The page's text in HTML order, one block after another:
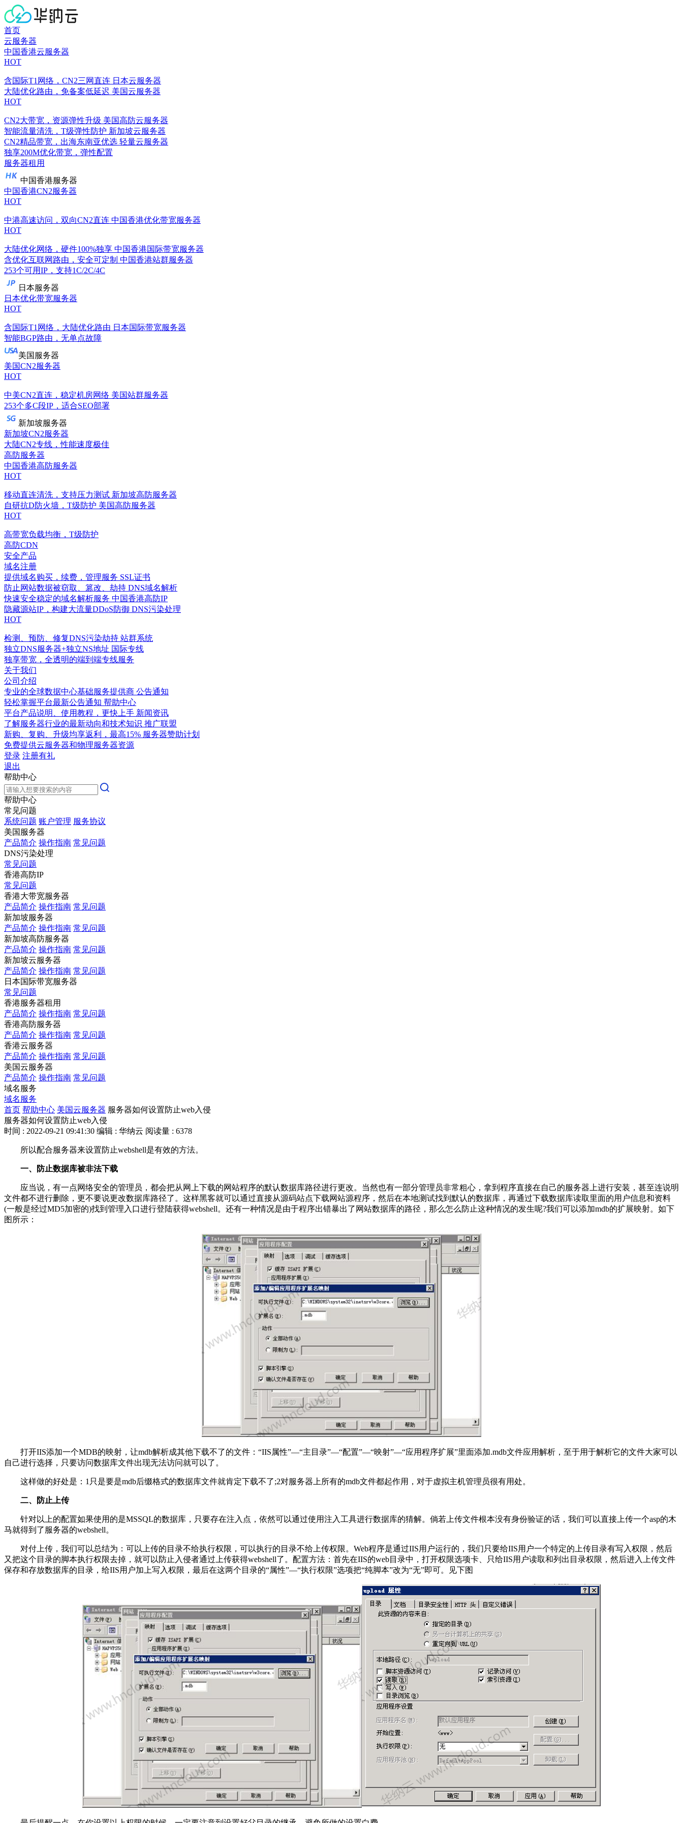
首页
云服务器
中国香港云服务器
HOT
含国际T1网络，CN2三网直连 日本云服务器
大陆优化路由，免备案低延迟 美国云服务器
HOT
CN2大带宽，资源弹性升级 美国高防云服务器
智能流量清洗，T级弹性防护 新加坡云服务器
CN2精品带宽，出海东南亚优选 轻量云服务器
独享200M优化带宽，弹性配置
服务器租用
中国香港服务器
中国香港CN2服务器
HOT
中港高速访问，双向CN2直连 中国香港优化带宽服务器
HOT
大陆优化网络，硬件100%独享 中国香港国际带宽服务器
含优化互联网路由，安全可定制 中国香港站群服务器
253个可用IP，支持1C/2C/4C
日本服务器
日本优化带宽服务器
HOT
含国际T1网络，大陆优化路由 日本国际带宽服务器
智能BGP路由，无单点故障
美国服务器
美国CN2服务器
HOT
中美CN2直连，稳定机房网络 美国站群服务器
253个多C段IP，适合SEO部署
新加坡服务器
新加坡CN2服务器
大陆CN2专线，性能速度极佳
高防服务器
中国香港高防服务器
HOT
移动直连清洗，支持压力测试 新加坡高防服务器
自研抗D防火墙，T级防护 美国高防服务器
HOT
高带宽负载均衡，T级防护
高防CDN
安全产品
域名注册
提供域名购买，续费，管理服务 SSL证书
防止网站数据被窃取、篡改、劫持 DNS域名解析
快速安全稳定的域名解析服务 中国香港高防IP
隐藏源站IP，构建大流量DDoS防御 DNS污染处理
HOT
检测、预防、修复DNS污染劫持 站群系统
独立DNS服务器+独立NS地址 国际专线
独享带宽，全透明的端到端专线服务
关于我们
公司介绍
专业的全球数据中心基础服务提供商 公告通知
轻松掌握平台最新公告通知 帮助中心
平台产品说明、使用教程，更快上手 新闻资讯
了解服务器行业的最新动向和技术知识 推广联盟
新购、复购、升级均享返利，最高15% 服务器赞助计划
免费提供云服务器和物理服务器资源
登录 注册有礼
退出
帮助中心
帮助中心
常见问题
系统问题 账户管理 服务协议
美国服务器
产品简介 操作指南 常见问题
DNS污染处理
常见问题
香港高防IP
常见问题
香港大带宽服务器
产品简介 操作指南 常见问题
新加坡服务器
产品简介 操作指南 常见问题
新加坡高防服务器
产品简介 操作指南 常见问题
新加坡云服务器
产品简介 操作指南 常见问题
日本国际带宽服务器
常见问题
香港服务器租用
产品简介 操作指南 常见问题
香港高防服务器
产品简介 操作指南 常见问题
香港云服务器
产品简介 操作指南 常见问题
美国云服务器
产品简介 操作指南 常见问题
域名服务
域名服务
首页 帮助中心 美国云服务器 服务器如何设置防止web入侵
服务器如何设置防止web入侵
时间 : 2022-09-21 09:41:30 编辑 : 华纳云 阅读量 : 6378
所以配合服务器来设置防止webshell是有效的方法。
一、防止数据库被非法下载
应当说，有一点网络安全的管理员，都会把从网上下载的网站程序的默认数据库路径进行更改。当然也有一部分管理员非常粗心，拿到程序直接在自己的服务器上进行安装，甚至连说明
文件都不进行删除，更不要说更改数据库路径了。这样黑客就可以通过直接从源码站点下载网站源程序，然后在本地测试找到默认的数据库，再通过下载数据库读取里面的用户信息和资料
(一般是经过MD5加密的)找到管理入口进行登陆获得webshell。还有一种情况是由于程序出错暴出了网站数据库的路径，那么怎么防止这种情况的发生呢?我们可以添加mdb的扩展映射。如下
图所示：
打开IIS添加一个MDB的映射，让mdb解析成其他下载不了的文件：“IIS属性”—“主目录”—“配置”—“映射”—“应用程序扩展”里面添加.mdb文件应用解析，至于用于解析它的文件大家可以
自己进行选择，只要访问数据库文件出现无法访问就可以了。
这样做的好处是：1只是要是mdb后缀格式的数据库文件就肯定下载不了;2对服务器上所有的mdb文件都起作用，对于虚拟主机管理员很有用处。
二、防止上传
针对以上的配置如果使用的是MSSQL的数据库，只要存在注入点，依然可以通过使用注入工具进行数据库的猜解。倘若上传文件根本没有身份验证的话，我们可以直接上传一个asp的木
马就得到了服务器的webshell。
对付上传，我们可以总结为：可以上传的目录不给执行权限，可以执行的目录不给上传权限。Web程序是通过IIS用户运行的，我们只要给IIS用户一个特定的上传目录有写入权限，然后
又把这个目录的脚本执行权限去掉，就可以防止入侵者通过上传获得webshell了。配置方法：首先在IIS的web目录中，打开权限选项卡、只给IIS用户读取和列出目录权限，然后进入上传文件
保存和存放数据库的目录，给IIS用户加上写入权限，最后在这两个目录的“属性”—“执行权限”选项把“纯脚本”改为“无”即可。见下图